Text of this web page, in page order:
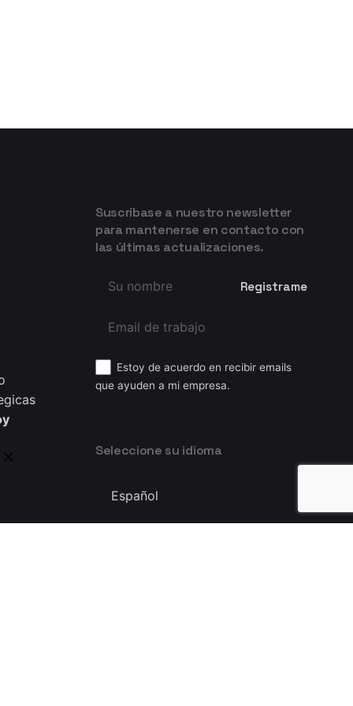
Suscríbase a nuestro newsletter
para mantenerse en contacto con
las últimas actualizaciones.
Estoy de acuerdo en recibir emails
que ayuden a mi empresa.
Seleccione su idioma